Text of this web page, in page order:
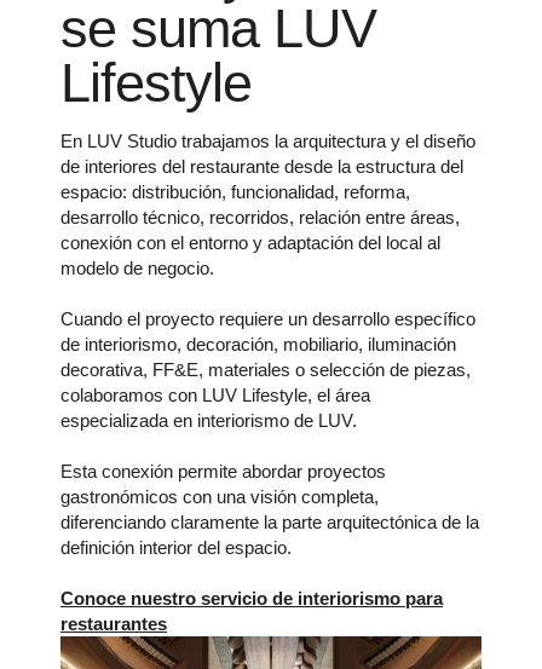
decorativa, FF&E, materiales o selección de piezas,
colaboramos con LUV Lifestyle, el área
especializada en interiorismo de LUV.
Esta conexión permite abordar proyectos
gastronómicos con una visión completa,
diferenciando claramente la parte arquitectónica de la
definición interior del espacio.
Conoce nuestro servicio de interiorismo para
restaurantes